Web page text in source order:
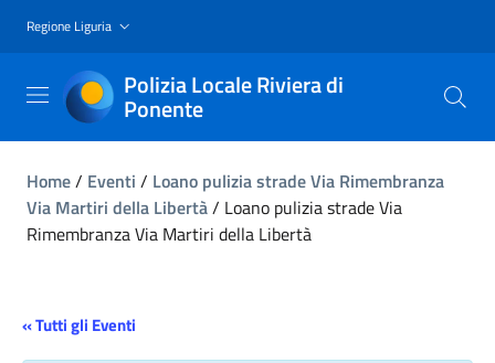
Regione Liguria
Polizia Locale Riviera di
Ponente
Home/ Eventi / Loano pulizia strade Via Rimembranza
Via Martiri della Libertà/ Loano pulizia strade Via
Rimembranza Via Martiri della Libertà
« Tutti gli Eventi